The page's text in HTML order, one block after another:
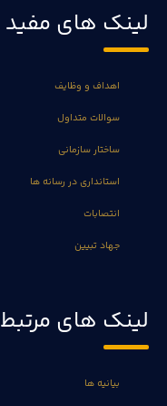
لینک های مفید
اهداف و وظایف
سوالات متداول
ساختار سازمانی
استانداری در رسانه ها
انتصابات
جهاد تبیین
لینک های مرتبط
بیانیه ها